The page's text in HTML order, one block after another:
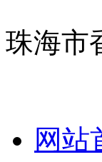
珠海市
网站